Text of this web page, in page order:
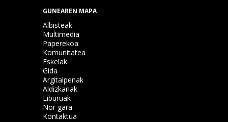
GUNEAREN MAPA
Albisteak
Multimedia
Paperekoa
Komunitatea
Eskelak
Gida
Argitalpenak
Aldizkariak
Liburuak
Nor gara
Kontaktua